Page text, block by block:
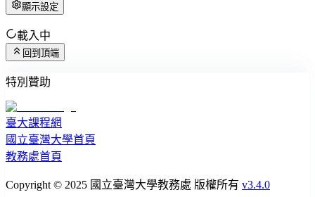
顯示設定
載入中
回到頂端
特別贊助
臺大課程網
國立臺灣大學首頁
教務處首頁
Copyright © 2025 國立臺灣大學教務處 版權所有 v3.4.0